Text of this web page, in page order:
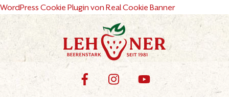
WordPress Cookie Plugin von Real Cookie Banner